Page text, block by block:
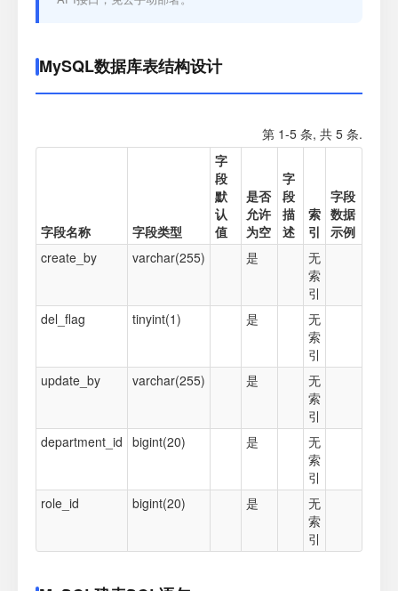
MySQL数据库表结构设计
第 1-5 条, 共 5 条.
字段名称 字段类型
字
段
默
认
值
是否
允许
为空
字
段
描
述
索
引
字段
数据
示例
create_by
varchar(255) 是
无
索
引
del_flag
tinyint(1) 是
无
索
引
update_by
varchar(255) 是
无
索
引
department_id bigint(20) 是
无
索
引
role_id
bigint(20) 是
无
索
引